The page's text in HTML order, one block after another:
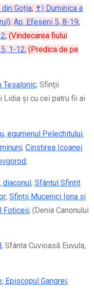
Goția; ✝) Duminica a
; Ap. Efeseni 5, 8-19;
; (Vindecarea fiului
1-12; (Predica de pe
Tesalonic; Sfinţii
Lidia şi cu cei patru fii ai
egumenul Pelechitului;
; Cinstirea Icoanei
;
diaconul; Sfântul Sfințit
; Sfinții Mucenici Iona și
Foticeii; (Denia Canonului
Sfânta Cuvioasă Euvula,
Episcopul Gangrei;